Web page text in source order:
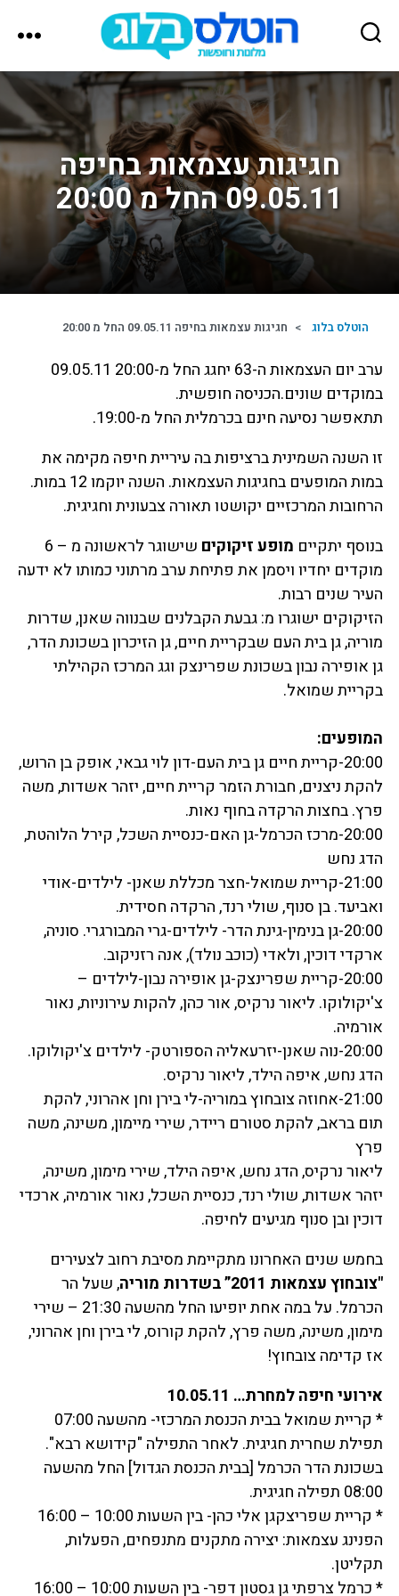
הוטלס
בלוג
חגיגות עצמאות בחיפה
09.05.11 החל מ 20:00
הוטלס בלוג > חגיגות עצמאות בחיפה 09.05.11 החל מ 20:00
ערב יום העצמאות ה-63 יחגג החל מ-20:00 09.05.11
במוקדים שונים.הכניסה חופשית.
תתאפשר נסיעה חינם בכרמלית החל מ-19:00.
זו השנה השמינית ברציפות בה עיריית חיפה מקימה את
במות המופעים בחגיגות העצמאות. השנה יוקמו 12 במות.
הרחובות המרכזיים יקושטו תאורה צבעונית וחגיגית.
בנוסף יתקיים מופע זיקוקים
שישוגר לראשונה מ – 6
מוקדים יחדיו ויסמן את פתיחת ערב מרתוני כמותו לא ידעה
העיר שנים רבות.
הזיקוקים ישוגרו מ: גבעת הקבלנים שבנווה שאנן, שדרות
מוריה, גן בית העם שבקריית חיים, גן הזיכרון בשכונת הדר,
גן אופירה נבון בשכונת שפרינצק וגג המרכז הקהילתי
בקריית שמואל.
המופעים:
20:00-קריית חיים גן בית העם-דון לוי גבאי, אופק בן הרוש,
להקת ניצנים, חבורת הזמר קריית חיים, יזהר אשדות, משה
פרץ. בחצות הרקדה בחוף נאות.
20:00-מרכז הכרמל-גן האם-כנסיית השכל, קירל הלוהטת,
הדג נחש
21:00-קריית שמואל-חצר מכללת שאנן- לילדים-אודי
ואביעד. בן סנוף, שולי רנד, הרקדה חסידית.
20:00-גן בנימין-גינת הדר- לילדים-גרי המבורגרי. סוניה,
ארקדי דוכין, ולאדי (כוכב נולד), אנה רזניקוב.
20:00-קריית שפרינצק-גן אופירה נבון-לילדים –
צ'יקולוקו. ליאור נרקיס, אור כהן, להקות עירוניות, נאור
אורמיה.
20:00-נוה שאנן-יזרעאליה הספורטק- לילדים צ'יקולוקו.
הדג נחש, איפה הילד, ליאור נרקיס.
21:00-אחוזה צובחוץ במוריה-לי בירן וחן אהרוני, להקת
תום בראב, להקת סטורם ריידר, שירי מיימון, משינה, משה
פרץ
ליאור נרקיס, הדג נחש, איפה הילד, שירי מימון, משינה,
יזהר אשדות, שולי רנד, כנסיית השכל, נאור אורמיה, ארכדי
דוכין ובן סנוף מגיעים לחיפה.
בחמש שנים האחרונו מתקיימת מסיבת רחוב לצעירים
"צובחוץ עצמאות 2011” בשדרות מוריה
, שעל הר
הכרמל. על במה אחת יופיעו החל מהשעה 21:30 – שירי
מימון, משינה, משה פרץ, להקת קורוס, לי בירן וחן אהרוני,
אז קדימה צובחוץ!
אירועי חיפה למחרת… 10.05.11
* קריית שמואל בבית הכנסת המרכזי- מהשעה 07:00
תפילת שחרית חגיגית. לאחר התפילה "קידושא רבא".
בשכונת הדר הכרמל [בבית הכנסת הגדול] החל מהשעה
08:00 תפילה חגיגית.
* קריית שפריצקגן אלי כהן- בין השעות 10:00 – 16:00
הפנינג עצמאות: יצירה מתקנים מתנפחים, הפעלות,
תקליטן.
* כרמל צרפתי גן גסטון דפר- בין השעות 10:00 – 16:00